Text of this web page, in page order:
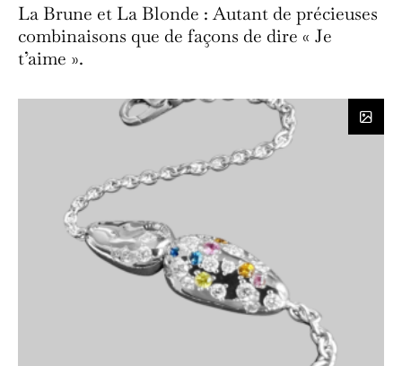
La Brune et La Blonde : Autant de précieuses
combinaisons que de façons de dire « Je
t’aime ».